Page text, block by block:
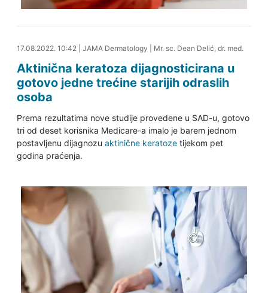
17.08.2022. 11:03
17.08.2022. 10:42| JAMA Dermatology Mr. sc. Dean Delić, dr. med.
Aktinična keratoza dijagnosticirana u
gotovo jedne trećine starijih odraslih
osoba
Prema rezultatima nove studije provedene u SAD-u, gotovo
tri od deset korisnika Medicare-a imalo je barem jednom
postavljenu dijagnozu aktinične keratozetijekom pet
godina praćenja.